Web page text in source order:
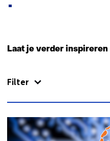
Laat je verder inspireren
Filter